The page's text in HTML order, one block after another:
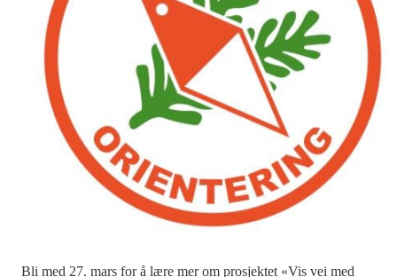
Bli med 27. mars for å lære mer om prosjektet «Vis vei med